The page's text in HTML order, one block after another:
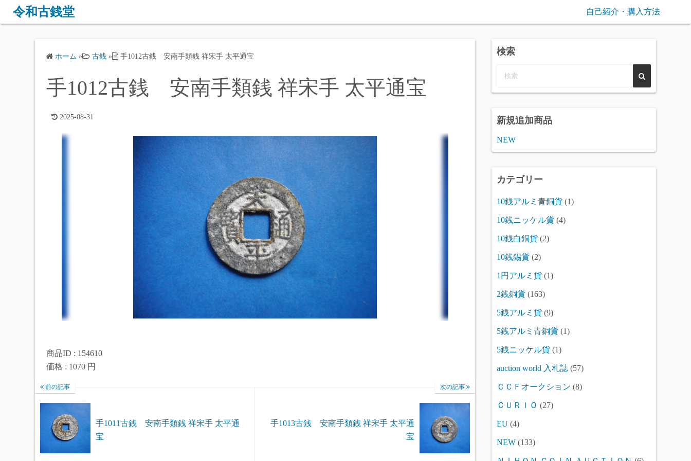
令和古銭堂 自己紹介・購入方法
ホーム » 古銭 » 手1012古銭 安南手類銭 祥宋手 太平通宝
手1012古銭 安南手類銭 祥宋手 太平通宝
2025-08-31
商品ID : 154610
価格 : 1070 円
前の記事
手1011古銭 安南手類銭 祥宋手 太平通
宝
次の記事
手1013古銭 安南手類銭 祥宋手 太平通
宝
検索
新規追加商品
NEW
カテゴリー
10銭アルミ青銅貨 (1)
10銭ニッケル貨 (4)
10銭白銅貨 (2)
10銭錫貨 (2)
1円アルミ貨 (1)
2銭銅貨 (163)
5銭アルミ貨 (9)
5銭アルミ青銅貨 (1)
5銭ニッケル貨 (1)
auction world 入札誌 (57)
ＣＣＦオークション (8)
ＣＵＲＩＯ (27)
EU (4)
NEW (133)